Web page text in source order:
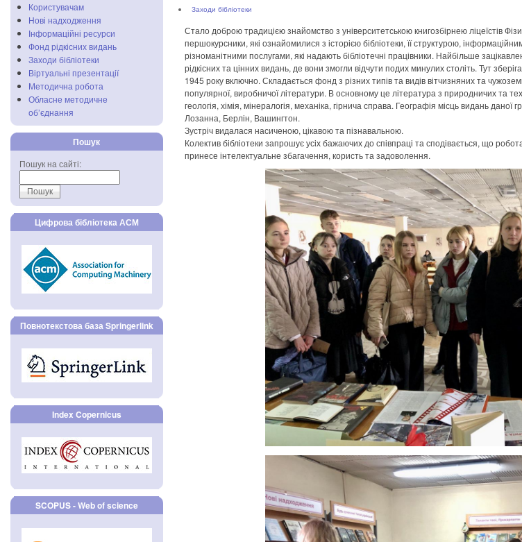
Користувачам
Нові надходження
Інформаційні ресурси
Фонд рідкісних видань
Заходи бібліотеки
Віртуальні презентації
Методична робота
Обласне методичне
об’єднання
Пошук
Пошук на сайті:
Цифрова бібліотека АСМ
Повнотекстова база Springerlink
Index Copernicus
SCOPUS - Web of science
Заходи бібліотеки
Стало доброю традицією знайомство з університетською книгозбірнею ліцеїстів
першокурсники, які ознайомилися з історією бібліотеки, її структурою,
різноманітними послугами, які надають бібліотечні працівники. Найбільше
рідкісних та цінних видань, де вони змогли відчути подих минулих століть. Тут
1945 року включно. Складається фонд з різних типів та видів вітчизняних та
популярної, виробничої літератури. В основному це література з природничих та
геологія, хімія, мінералогія, механіка, гірнича справа. Географія місць видань
Лозанна, Берлін, Вашингтон.
Зустріч видалася насиченою, цікавою та пізнавальною.
Колектив бібліотеки запрошує усіх бажаючих до співпраці та сподівається, що
принесе інтелектуальне збагачення, користь та задоволення.